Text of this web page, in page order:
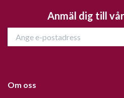
Anmäl dig till
Om oss